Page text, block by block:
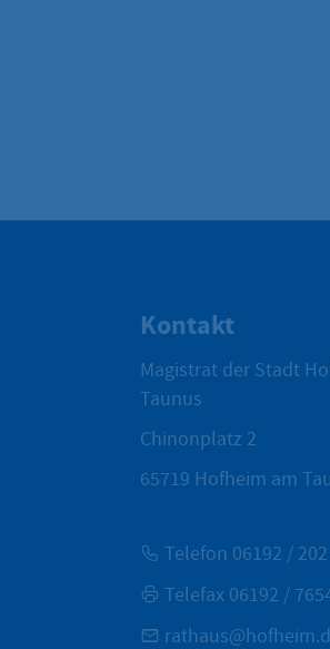
Kontakt
Magistrat der Stadt
Taunus
Chinonplatz 2
65719 Hofheim am
Telefon 06192 /
Telefax 06192 /